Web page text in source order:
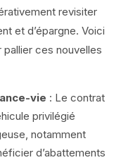
revisiter
et d’épargne. Voici
ces nouvelles
vie : Le contrat
privilégié
notamment
d’abattements